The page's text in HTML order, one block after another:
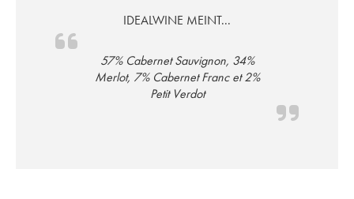
IDEALWINE MEINT...
57% Cabernet Sauvignon, 34%
Merlot, 7% Cabernet Franc et 2%
Petit Verdot